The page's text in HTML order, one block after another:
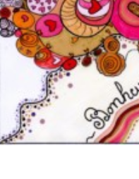
Recherche
Login / Register
Panier